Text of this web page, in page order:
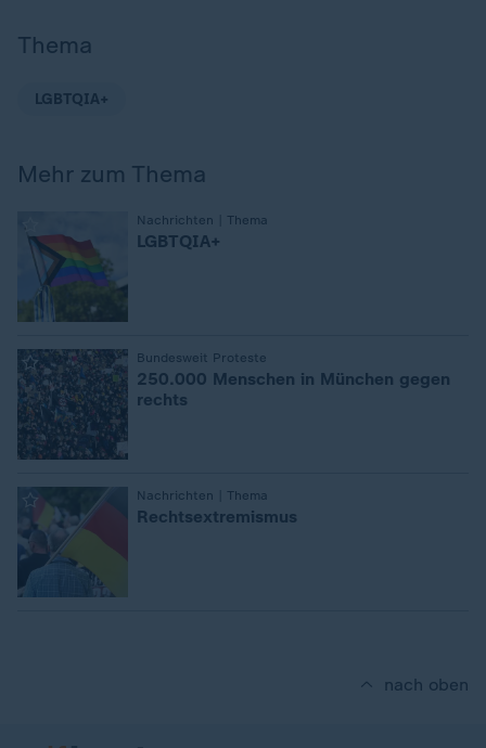
Thema
LGBTQIA+
Mehr zum Thema
Nachrichten | Thema
LGBTQIA+
Bundesweit Proteste
:
250.000 Menschen in München gegen
rechts
Nachrichten | Thema
Rechtsextremismus
nach oben